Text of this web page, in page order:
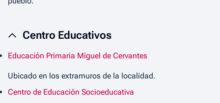
Centro Educativos
Educación Primaria Miguel de Cervantes
Ubicado en los extramuros de la localidad.
Centro de Educación Socioeducativa